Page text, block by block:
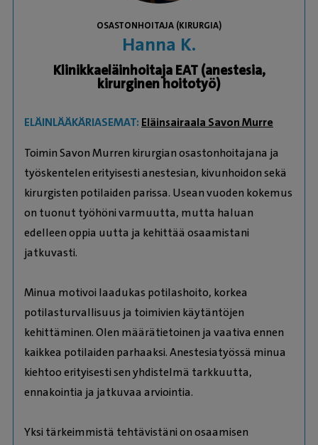
OSASTONHOITAJA (KIRURGIA)
Hanna K.
Klinikkaeläinhoitaja EAT (anestesia,
kirurginen hoitotyö)
ELÄINLÄÄKÄRIASEMAT: Eläinsairaala Savon Murre
Toimin Savon Murren kirurgian osastonhoitajana ja
työskentelen erityisesti anestesian, kivunhoidon sekä
kirurgisten potilaiden parissa. Usean vuoden kokemus
on tuonut työhöni varmuutta, mutta haluan
edelleen oppia uutta ja kehittää osaamistani
jatkuvasti.
Minua motivoi laadukas potilashoito, korkea
potilasturvallisuus ja toimivien käytäntöjen
kehittäminen. Olen määrätietoinen ja vaativa ennen
kaikkea potilaiden parhaaksi. Anestesiatyössä minua
kiehtoo erityisesti sen yhdistelmä tarkkuutta,
ennakointia ja jatkuvaa arviointia.
Yksi tärkeimmistä tehtävistäni on osaamisen